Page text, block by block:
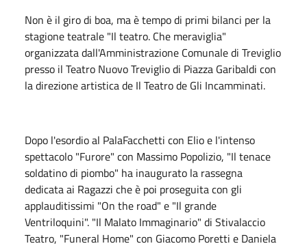
Non è il giro di boa, ma è tempo di primi bilanci per la
stagione teatrale "Il teatro. Che meraviglia"
organizzata dall'Amministrazione Comunale di Treviglio
presso il Teatro Nuovo Treviglio di Piazza Garibaldi con
la direzione artistica de Il Teatro de Gli Incamminati.
Dopo l'esordio al PalaFacchetti con Elio e l'intenso
spettacolo "Furore" con Massimo Popolizio, "Il tenace
soldatino di piombo" ha inaugurato la rassegna
dedicata ai Ragazzi che è poi proseguita con gli
applauditissimi "On the road" e "Il grande
Ventriloquini". "Il Malato Immaginario" di Stivalaccio
Teatro, "Funeral Home" con Giacomo Poretti e Daniela